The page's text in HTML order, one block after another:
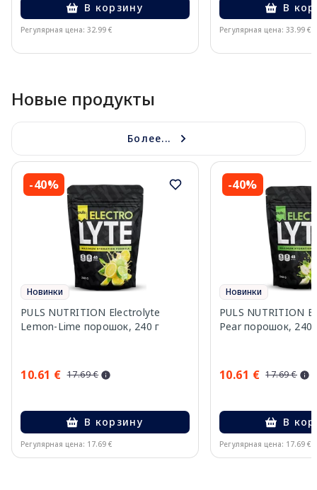
В корзину
Регулярная цена: 32.99 €
В
Регулярная цена: 33.99 €
Новые продукты
Более...
-40%
Новинки
PULS NUTRITION Electrolyte
Lemon-Lime порошок, 240 г
10.61 € 17.69 €
В корзину
Регулярная цена: 17.69 €
-40%
Новинки
PULS NUTRITION
Pear порошок, 240
10.61 € 17.69 €
В
Регулярная цена: 17.69 €